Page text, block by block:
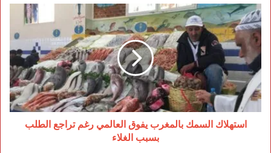
استهلاك
السمك
بالمغرب
يفوق
العالمي
رغم
تراجع
الطلب
بسبب
الغلاء
استهلاك السمك بالمغرب يفوق العالمي رغم تراجع الطلب
بسبب الغلاء